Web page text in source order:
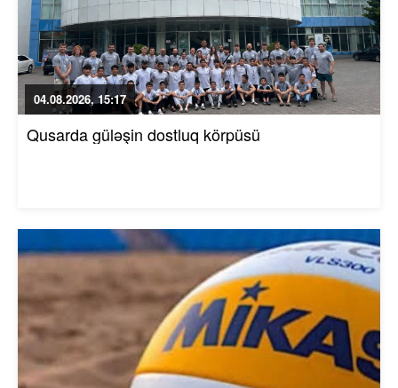
04.08.2026, 15:17
Qusarda güləşin dostluq körpüsü